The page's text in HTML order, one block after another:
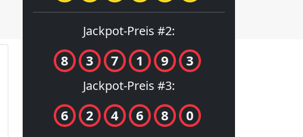
Jackpot-Preis #2:
8 3 7 1 9 3
Jackpot-Preis #3:
6 2 4 6 8 0